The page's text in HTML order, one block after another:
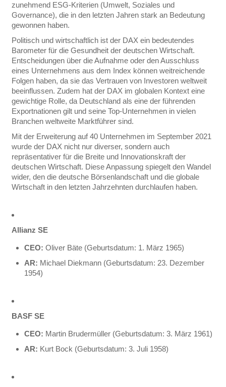
zunehmend ESG-Kriterien (Umwelt, Soziales und
Governance), die in den letzten Jahren stark an Bedeutung
gewonnen haben.
Politisch und wirtschaftlich ist der DAX ein bedeutendes
Barometer für die Gesundheit der deutschen Wirtschaft.
Entscheidungen über die Aufnahme oder den Ausschluss
eines Unternehmens aus dem Index können weitreichende
Folgen haben, da sie das Vertrauen von Investoren weltweit
beeinflussen. Zudem hat der DAX im globalen Kontext eine
gewichtige Rolle, da Deutschland als eine der führenden
Exportnationen gilt und seine Top-Unternehmen in vielen
Branchen weltweite Marktführer sind.
Mit der Erweiterung auf 40 Unternehmen im September 2021
wurde der DAX nicht nur diverser, sondern auch
repräsentativer für die Breite und Innovationskraft der
deutschen Wirtschaft. Diese Anpassung spiegelt den Wandel
wider, den die deutsche Börsenlandschaft und die globale
Wirtschaft in den letzten Jahrzehnten durchlaufen haben.
Allianz SE
CEO: Oliver Bäte (Geburtsdatum: 1. März 1965)
AR: Michael Diekmann (Geburtsdatum: 23. Dezember
1954)
BASF SE
CEO: Martin Brudermüller (Geburtsdatum: 3. März 1961)
AR: Kurt Bock (Geburtsdatum: 3. Juli 1958)